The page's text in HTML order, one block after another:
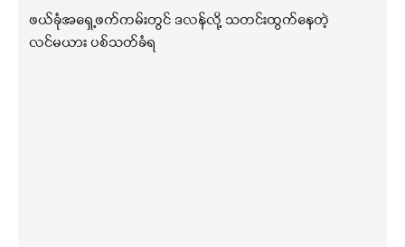
ဖယ်ခုံအရှေ့ဖက်ကမ်းတွင် ဒလန်လို့ သတင်းထွက်နေတဲ့
လင်မယား ပစ်သတ်ခံရ